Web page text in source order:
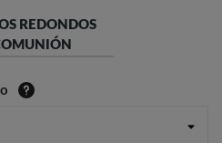
REDONDOS